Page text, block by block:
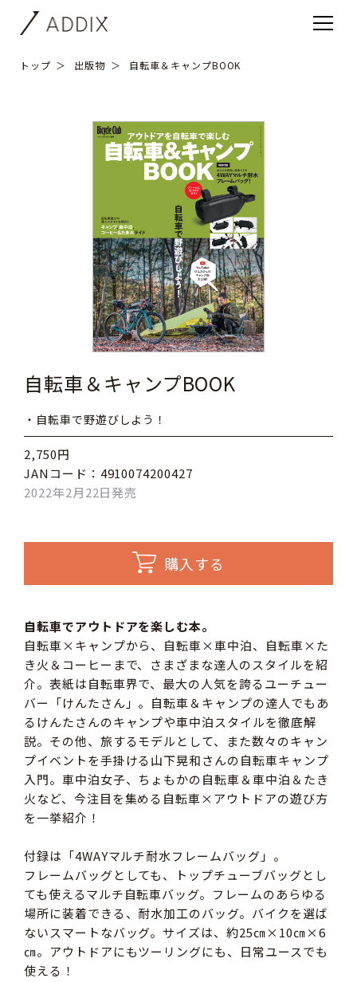
トップ 出版物 自転車＆キャンプBOOK
自転車＆キャンプBOOK
・自転車で野遊びしよう！
2,750円
JANコード：4910074200427
2022年2月22日発売
購入する
自転車でアウトドアを楽しむ本。
自転車×キャンプから、自転車×車中泊、自転車×た
き火＆コーヒーまで、さまざまな達人のスタイルを紹
介。表紙は自転車界で、最大の人気を誇るユーチュー
バー「けんたさん」。自転車＆キャンプの達人でもあ
るけんたさんのキャンプや車中泊スタイルを徹底解
説。その他、旅するモデルとして、また数々のキャン
プイベントを手掛ける山下晃和さんの自転車キャンプ
入門。車中泊女子、ちょもかの自転車＆車中泊＆たき
火など、今注目を集める自転車×アウトドアの遊び方
を一挙紹介！
付録は「4WAYマルチ耐水フレームバッグ」。
フレームバッグとしても、トップチューブバッグとし
ても使えるマルチ自転車バッグ。フレームのあらゆる
場所に装着できる、耐水加工のバッグ。バイクを選ば
ないスマートなバッグ。サイズは、約25㎝×10㎝×6
㎝。アウトドアにもツーリングにも、日常ユースでも
使える！